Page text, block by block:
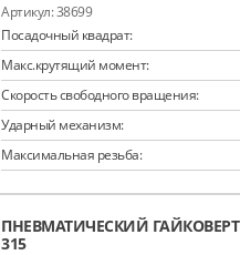
38699
Посадочный квадрат:
Макс.крутящий момент:
Скорость свободного вращения:
Ударный механизм:
Максимальная резьба:
ПНЕВМАТИЧЕСКИЙ ГАЙКОВЕРТ
315